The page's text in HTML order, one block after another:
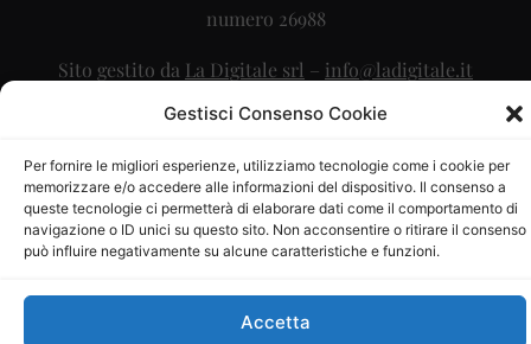
Gestisci Consenso Cookie
Per fornire le migliori esperienze, utilizziamo tecnologie come i cookie per
memorizzare e/o accedere alle informazioni del dispositivo. Il consenso a
queste tecnologie ci permetterà di elaborare dati come il comportamento di
navigazione o ID unici su questo sito. Non acconsentire o ritirare il consenso
può influire negativamente su alcune caratteristiche e funzioni.
Accetta
numero 26988
Sito gestito da La Digitale srl – info@ladigitale.it